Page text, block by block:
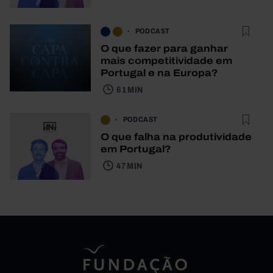
PODCAST
O que fazer para ganhar
mais competitividade em
Portugal e na Europa?
61 MIN
PODCAST
O que falha na produtividade
em Portugal?
47 MIN